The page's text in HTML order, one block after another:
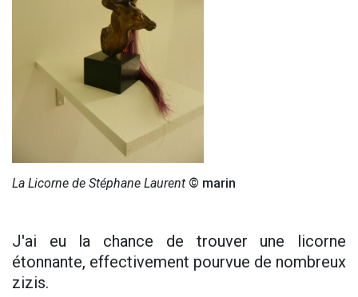
La Licorne de Stéphane Laurent © marin
J'ai eu la chance de trouver une licorne
étonnante, effectivement pourvue de nombreux
zizis.